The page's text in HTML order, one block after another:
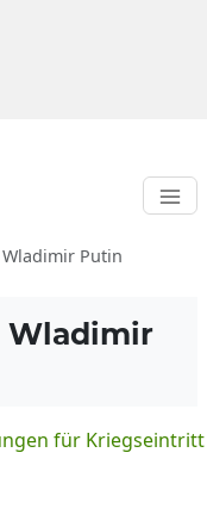
Wladimir Putin
Wladimir